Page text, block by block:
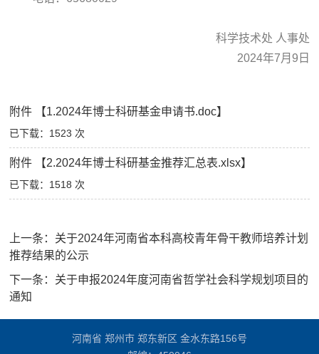
科学技术处 人事处
2024年7月9日
附件 【1.2024年博士科研基金申请书.doc】
已下载： 1523 次
附件 【2.2024年博士科研基金推荐汇总表.xlsx】
已下载： 1518 次
上一条： 关于2024年河南省本科高校青年骨干教师培养计划
推荐结果的公示
下一条： 关于申报2024年度河南省哲学社会科学规划项目的
通知
河南省 郑州市 郑东新区 金水东路156号